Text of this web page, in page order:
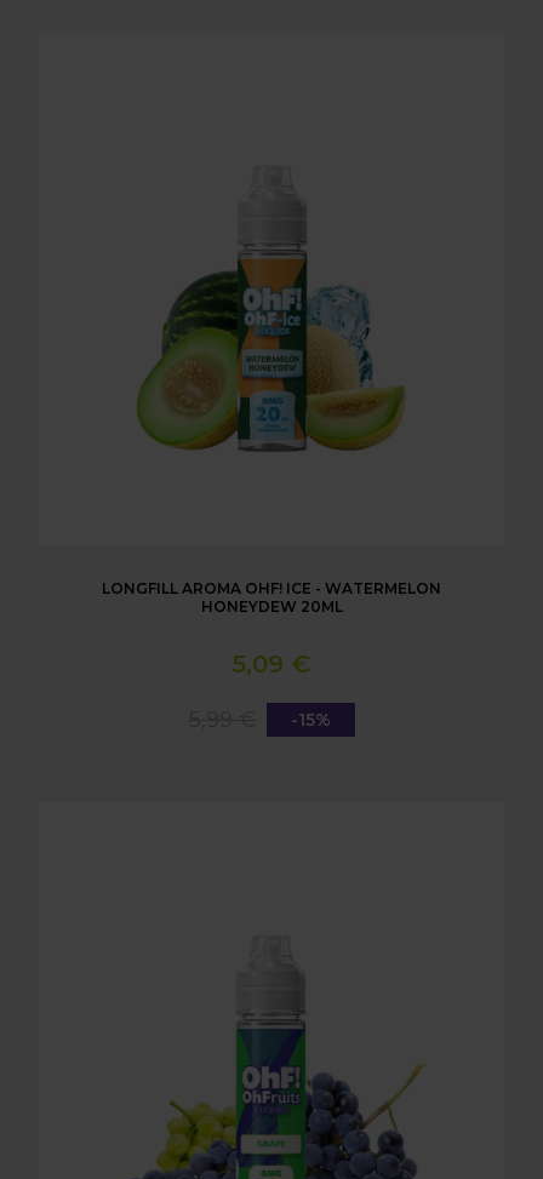
LONGFILL AROMA OHF! ICE - WATERMELON
HONEYDEW 20ML
5,09 €
-15%